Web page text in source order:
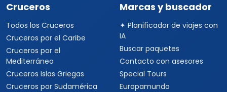
Cruceros
Todos los Cruceros
Cruceros por el Caribe
Cruceros por el
Mediterráneo
Cruceros Islas Griegas
Cruceros por Sudamérica
Marcas y buscador
✦ Planificador de viajes con
IA
Buscar paquetes
Contacto con asesores
Special Tours
Europamundo